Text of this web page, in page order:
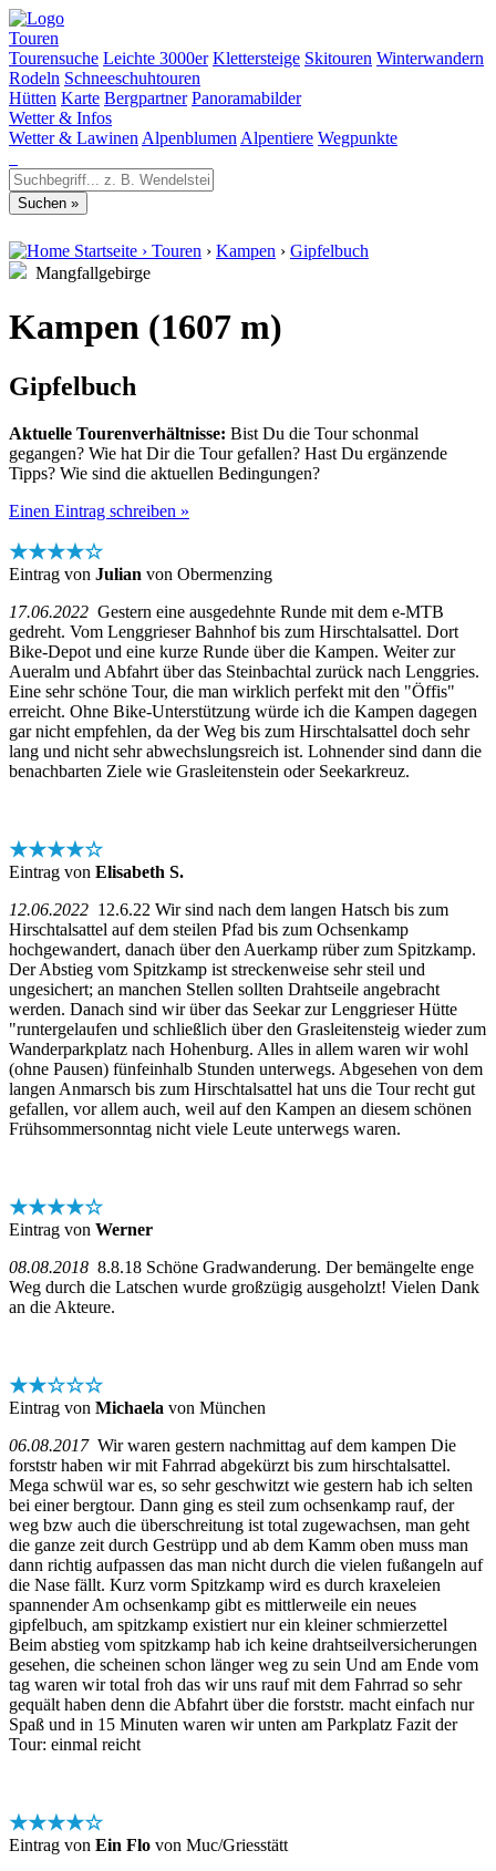
Touren
Tourensuche Leichte 3000er Klettersteige Skitouren Winterwandern
Rodeln Schneeschuhtouren
Hütten Karte Bergpartner Panoramabilder
Wetter & Infos
Wetter & Lawinen Alpenblumen Alpentiere Wegpunkte
Startseite › Touren › Kampen › Gipfelbuch
Mangfallgebirge
Kampen (1607 m)
Gipfelbuch
Aktuelle Tourenverhältnisse: Bist Du die Tour schonmal
gegangen? Wie hat Dir die Tour gefallen? Hast Du ergänzende
Tipps? Wie sind die aktuellen Bedingungen?
Einen Eintrag schreiben »
★★★★☆
Eintrag von Julian von Obermenzing
17.06.2022 Gestern eine ausgedehnte Runde mit dem e-MTB
gedreht. Vom Lenggrieser Bahnhof bis zum Hirschtalsattel. Dort
Bike-Depot und eine kurze Runde über die Kampen. Weiter zur
Aueralm und Abfahrt über das Steinbachtal zurück nach Lenggries.
Eine sehr schöne Tour, die man wirklich perfekt mit den "Öffis"
erreicht. Ohne Bike-Unterstützung würde ich die Kampen dagegen
gar nicht empfehlen, da der Weg bis zum Hirschtalsattel doch sehr
lang und nicht sehr abwechslungsreich ist. Lohnender sind dann die
benachbarten Ziele wie Grasleitenstein oder Seekarkreuz.
★★★★☆
Eintrag von Elisabeth S.
12.06.2022 12.6.22 Wir sind nach dem langen Hatsch bis zum
Hirschtalsattel auf dem steilen Pfad bis zum Ochsenkamp
hochgewandert, danach über den Auerkamp rüber zum Spitzkamp.
Der Abstieg vom Spitzkamp ist streckenweise sehr steil und
ungesichert; an manchen Stellen sollten Drahtseile angebracht
werden. Danach sind wir über das Seekar zur Lenggrieser Hütte
"runtergelaufen und schließlich über den Grasleitensteig wieder zum
Wanderparkplatz nach Hohenburg. Alles in allem waren wir wohl
(ohne Pausen) fünfeinhalb Stunden unterwegs. Abgesehen von dem
langen Anmarsch bis zum Hirschtalsattel hat uns die Tour recht gut
gefallen, vor allem auch, weil auf den Kampen an diesem schönen
Frühsommersonntag nicht viele Leute unterwegs waren.
★★★★☆
Eintrag von Werner
08.08.2018 8.8.18 Schöne Gradwanderung. Der bemängelte enge
Weg durch die Latschen wurde großzügig ausgeholzt! Vielen Dank
an die Akteure.
★★☆☆☆
Eintrag von Michaela von München
06.08.2017Wir waren gestern nachmittag auf dem kampen Die
forststr haben wir mit Fahrrad abgekürzt bis zum hirschtalsattel.
Mega schwül war es, so sehr geschwitzt wie gestern hab ich selten
bei einer bergtour. Dann ging es steil zum ochsenkamp rauf, der
weg bzw auch die überschreitung ist total zugewachsen, man geht
die ganze zeit durch Gestrüpp und ab dem Kamm oben muss man
dann richtig aufpassen das man nicht durch die vielen fußangeln auf
die Nase fällt. Kurz vorm Spitzkamp wird es durch kraxeleien
spannender Am ochsenkamp gibt es mittlerweile ein neues
gipfelbuch, am spitzkamp existiert nur ein kleiner schmierzettel
Beim abstieg vom spitzkamp hab ich keine drahtseilversicherungen
gesehen, die scheinen schon länger weg zu sein Und am Ende vom
tag waren wir total froh das wir uns rauf mit dem Fahrrad so sehr
gequält haben denn die Abfahrt über die forststr. macht einfach nur
Spaß und in 15 Minuten waren wir unten am Parkplatz Fazit der
Tour: einmal reicht
★★★★☆
Eintrag von Ein Flo von Muc/Griesstätt